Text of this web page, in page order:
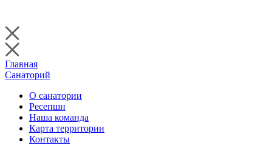
Главная
Санаторий
О санатории
Ресепшн
Наша команда
Карта территории
Контакты